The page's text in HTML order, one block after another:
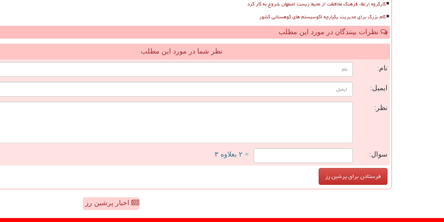
کارگروه ارتقاء فرهنگ محافظت از محیط زیست اصفهان شروع به کار کرد
گام بزرگ برای مدیریت یکپارچه اکوسیستم های کوهستانی کشور
نظرات بینندگان در مورد این مطلب
نظر شما در مورد این مطلب
نام:
ایمیل:
نظر:
سوال: = ۲ بعلاوه ۳
اخبار پرشین رز